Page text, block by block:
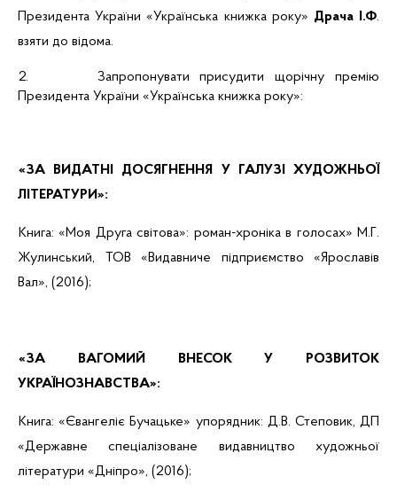
Президента України «Українська книжка року» Драча І.Ф.
взяти до відома.
2.
Запропонувати присудити щорічну премію
Президента України «Українська книжка року»:
«ЗА ВИДАТНІ ДОСЯГНЕННЯ У ГАЛУЗІ ХУДОЖНЬОЇ
ЛІТЕРАТУРИ»:
Книга: «Моя Друга світова»: роман-хроніка в голосах» М.Г.
Жулинський,
ТОВ «Видавниче підприємство «Ярославів
Вал», (2016);
«ЗА ВАГОМИЙ ВНЕСОК У РОЗВИТОК
УКРАЇНОЗНАВСТВА»:
Книга: «Євангеліє Бучацьке» упорядник: Д.В. Степовик, ДП
«Державне спеціалізоване видавництво художньої
літератури «Дніпро», (2016);